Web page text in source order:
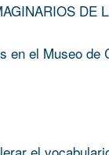
DE
en el Museo